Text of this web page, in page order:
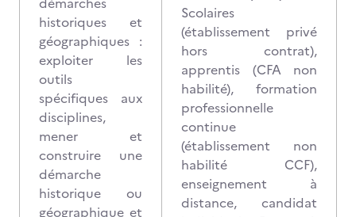
historiques et
géographiques :
exploiter les
outils
spécifiques aux
disciplines,
mener et
construire une
démarche
historique ou
géographique et
Scolaires
(établissement privé
hors contrat),
apprentis (CFA non
habilité), formation
professionnelle
continue
(établissement non
habilité CCF),
enseignement à
distance, candidat